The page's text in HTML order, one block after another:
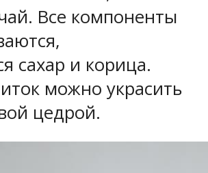
Все компоненты
сахар и корица.
можно украсить
цедрой.